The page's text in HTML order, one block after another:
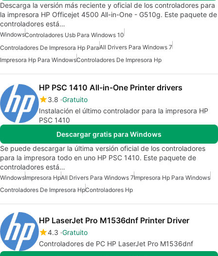
Descarga la versión más reciente y oficial de los controladores para
la impresora HP Officejet 4500 All-in-One - G510g. Este paquete de
controladores está…
WindowsControladores Usb Para Windows 10
Controladores De Impresora Hp ParaAll Drivers Para Windows 7
Impresora Hp Para WindowsControladores De Impresora Hp
HP PSC 1410 All-in-One Printer drivers
3.8 Gratuito
Instalación el último controlador para la impresora HP
PSC 1410
Descargar gratis para Windows
Se puede descargar la última versión oficial de los controladores
para la impresora todo en uno HP PSC 1410. Este paquete de
controladores está…
WindowsImpresora HpAll Drivers Para Windows 7Impresora Hp Para Windows
Controladores De Impresora HpControladores Hp
HP LaserJet Pro M1536dnf Printer Driver
4.3 Gratuito
Controladores de PC HP LaserJet Pro M1536dnf